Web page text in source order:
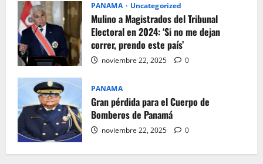
PANAMA Uncategorized
Mulino a Magistrados del Tribunal
Electoral en 2024: ‘Si no me dejan
correr, prendo este país’
noviembre 22, 2025 0
PANAMA
Gran pérdida para el Cuerpo de
Bomberos de Panamá
noviembre 22, 2025 0